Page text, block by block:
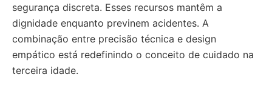
segurança discreta. Esses recursos mantêm a
dignidade enquanto previnem acidentes. A
combinação entre precisão técnica e design
empático está redefinindo o conceito de cuidado na
terceira idade.